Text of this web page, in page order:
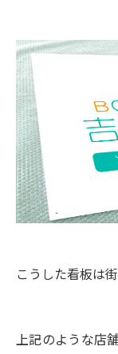
こうした看板は
上記のような店